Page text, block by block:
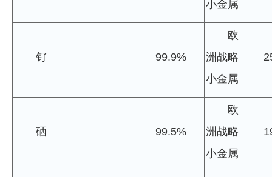
小金属
钌 99.9%
欧
洲战略
小金属
硒 99.5%
欧
洲战略
小金属